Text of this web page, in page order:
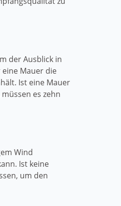
der Ausblick in
Mauer die
Ist eine Mauer
es zehn
Wind
Ist keine
um den